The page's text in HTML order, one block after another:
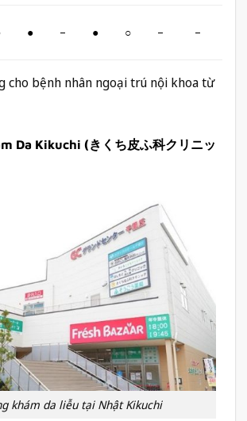
● – ● ○ – –
cho bệnh nhân ngoại trú nội khoa từ
Da Kikuchi (きくち皮ふ科クリニッ
khám da liễu tại Nhật Kikuchi